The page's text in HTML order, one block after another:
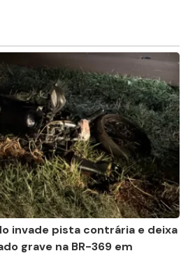
invade pista contrária e deixa
grave na BR-369 em